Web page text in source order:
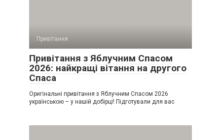
Привітання
Привітання з Яблучним Спасом
2026: найкращі вітання на другого
Спаса
Оригінальні привітання з Яблучним Спасом 2026
українською – у нашій добірці! Підготували для вас